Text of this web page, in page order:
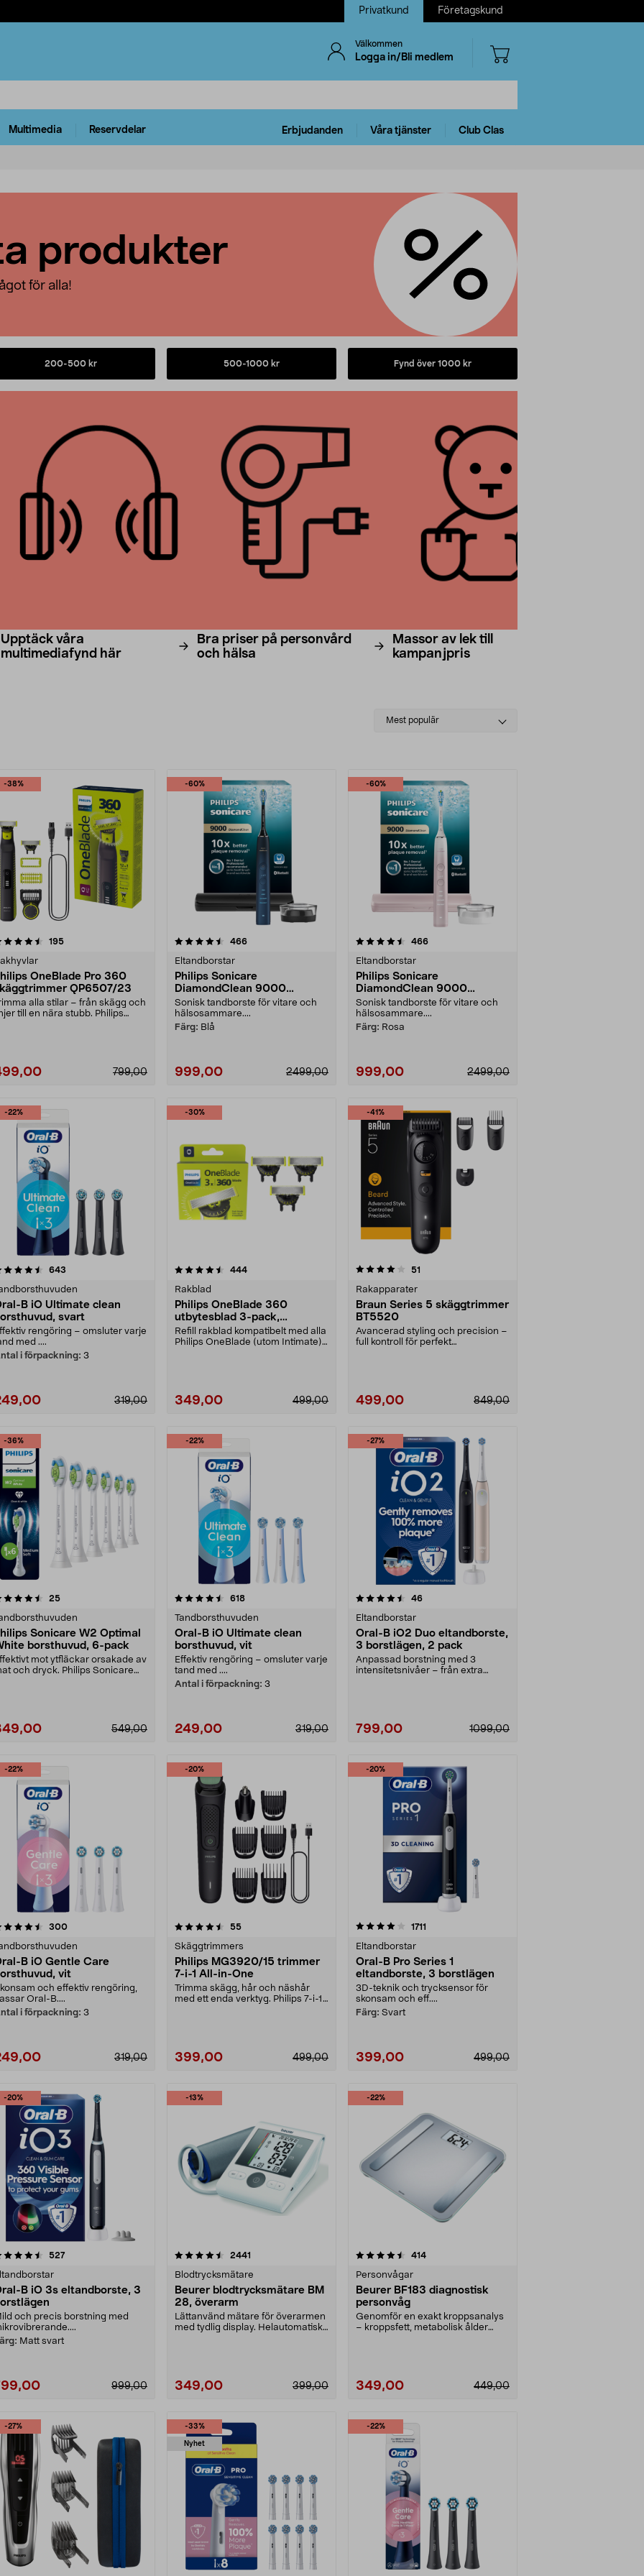
Privatkund Företagskund
Välkommen
Logga in/Bli medlem
Multimedia Reservdelar Erbjudanden Våra tjänster Club Clas
produkter
för alla!
200-500 kr 500-1000 kr Fynd över 1000 kr
Upptäck våra
multimediafynd här
Bra priser på personvård
och hälsa
Massor av lek till
kampanjpris
Select
Mest populär
-38%
195recensioner
OneBlade Pro 360
QP6507/23
alla stilar – från skägg och
till en nära stubb. Philips
799,00
-60%
4.5 av 5 stjärnor 466recensioner
Eltandborstar
Philips Sonicare
DiamondClean 9000
eltandborste, Special Edition
Sonisk tandborste för vitare och
hälsosammare....
Färg: Blå
999,00 2499,00
-60%
4.5 av 5 stjärnor 466recensioner
Eltandborstar
Philips Sonicare
DiamondClean 9000
eltandborste, Special Edition
Sonisk tandborste för vitare och
hälsosammare....
Färg: Rosa
999,00 2499,00
-22%
643
B iO Ultimate clean
svart
rengöring – omsluter varje
med ....
i förpackning: 3
319,00
-30%
4.5 av 5 stjärnor 444recensioner
Rakblad
Philips OneBlade 360
utbytesblad 3-pack,
QP430/50
Refill rakblad kompatibelt med alla
Philips OneBlade (utom Intimate).
349,00 499,00
-41%
4.0 av 5 stjärnor 51
Rakapparater
Braun Series 5 skäggtrimmer
BT5520
Avancerad styling och precision –
full kontroll för perfekt
499,00 849,00
-36%
25recensioner
Sonicare W2 Optimal
borsthuvud, 6-pack
mot ytfläckar orsakade av
och dryck. Philips Sonicare
549,00
-22%
4.5 av 5 stjärnor 618recensioner
Tandborsthuvuden
Oral-B iO Ultimate clean
borsthuvud, vit
Effektiv rengöring – omsluter varje
tand med ....
Antal i förpackning: 3
249,00 319,00
-27%
4.5 av 5 stjärnor 46recensioner
Eltandborstar
Oral-B iO2 Duo eltandborste,
3 borstlägen, 2 pack
Anpassad borstning med 3
intensitetsnivåer – från extra
799,00 1099,00
-22%
300recensioner
B iO Gentle Care
vit
och effektiv rengöring,
Oral-B....
i förpackning: 3
319,00
-20%
4.5 av 5 stjärnor 55recensioner
Skäggtrimmers
Philips MG3920/15 trimmer
7-i-1 All-in-One
Trimma skägg, hår och näshår
med ett enda verktyg. Philips 7-i-1
399,00 499,00
-20%
4.0 av 5 stjärnor 1711
Eltandborstar
Oral-B Pro Series 1
eltandborste, 3 borstlägen
3D-teknik och trycksensor för
skonsam och eff....
Färg: Svart
399,00 499,00
-20%
527recensioner
B iO 3s eltandborste, 3
och precis borstning med
Matt svart
999,00
-13%
4.5 av 5 stjärnor 2441
Blodtrycksmätare
Beurer blodtrycksmätare BM
28, överarm
Lättanvänd mätare för överarmen
med tydlig display. Helautomatisk
349,00 399,00
-22%
4.5 av 5 stjärnor 414recensioner
Personvågar
Beurer BF183 diagnostisk
personvåg
Genomför en exakt kroppsanalys
– kroppsfett, metabolisk ålder
349,00 449,00
-27% -33%
Nyhet
-22%